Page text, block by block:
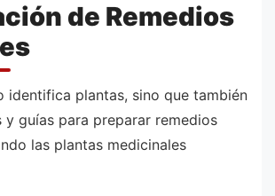
de Remedios
identifica plantas, sino que también
guías para preparar remedios
las plantas medicinales